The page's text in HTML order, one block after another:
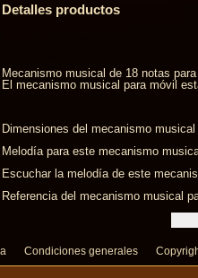
Detalles productos
Mecanismo musical de 18 notas
El mecanismo musical para móvil
Dimensiones del mecanismo
Melodía para este mecanismo
Escuchar la melodía de este
Referencia del mecanismo musical
Condiciones generales